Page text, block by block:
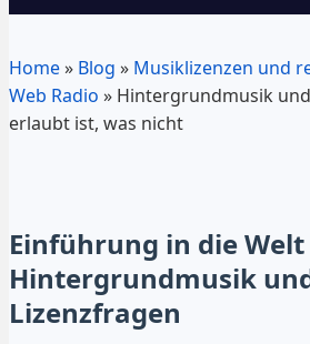
Home» Blog » Musiklizenzen und
Web Radio » Hintergrundmusik
erlaubt ist, was nicht
Einführung in die
Hintergrundmusik
Lizenzfragen